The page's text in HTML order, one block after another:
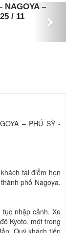
NAGOYA –
/ 11
– PHÚ SỸ -
tại điểm hẹn
phố Nagoya.
nhập cảnh. Xe
Kyoto, một trong
Quý khách tiếp